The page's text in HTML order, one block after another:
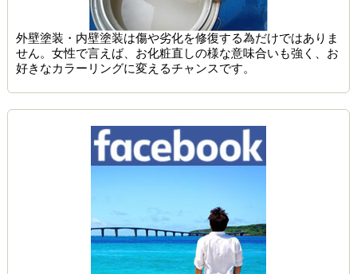
外壁塗装・内壁塗装は傷や劣化を修復する為だけではありま
せん。女性で言えば、お化粧直しの様な意味合いも強く、お
好きなカラーリングに変えるチャンスです。